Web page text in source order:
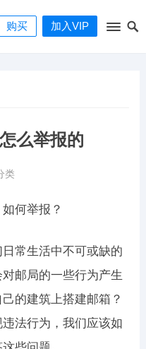
购买 加入VIP
么举报的
类
何举报？
常生活中不可或缺的
邮局的一些行为产生
的建筑上搭建邮箱？
法行为，我们应该如